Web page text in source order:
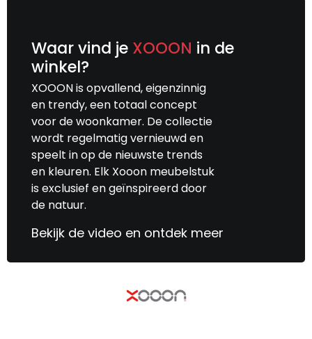
Waar vind je XOOON in de
winkel?
XOOON is opvallend, eigenzinnig
en trendy, een totaal concept
voor de woonkamer. De collectie
wordt regelmatig vernieuwd en
speelt in op de nieuwste trends
en kleuren. Elk Xooon meubelstuk
is exclusief en geïnspireerd door
de natuur.
Bekijk de video en ontdek meer